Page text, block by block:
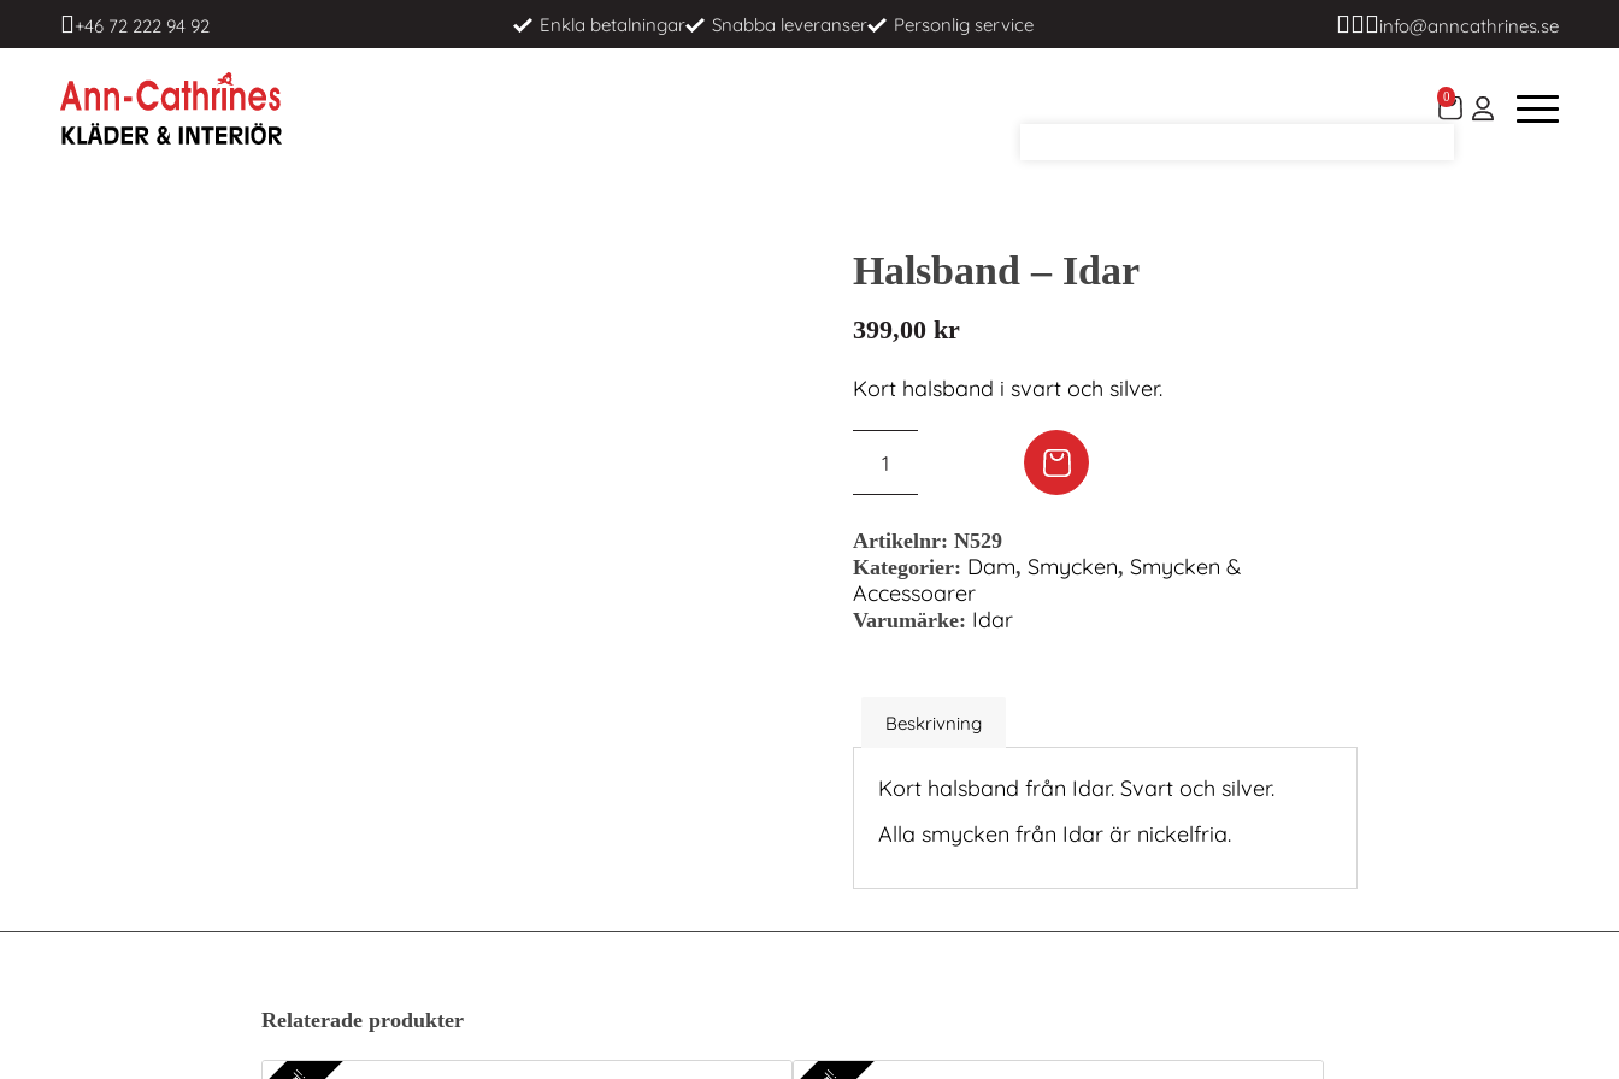
+46 72 222 94 92 Enkla betalningar Snabba leveranser Personlig service info@anncathrines.se
0
Halsband – Idar
399,00 kr
Kort halsband i svart och silver.
Artikelnr: N529
Kategorier: Dam, Smycken, Smycken &
Accessoarer
Varumärke: Idar
Beskrivning
Kort halsband från Idar. Svart och silver.
Alla smycken från Idar är nickelfria.
Relaterade produkter